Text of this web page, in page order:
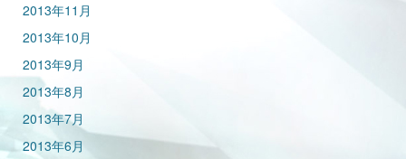
2013年11月
2013年10月
2013年9月
2013年8月
2013年7月
2013年6月